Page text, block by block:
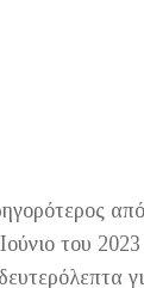
του